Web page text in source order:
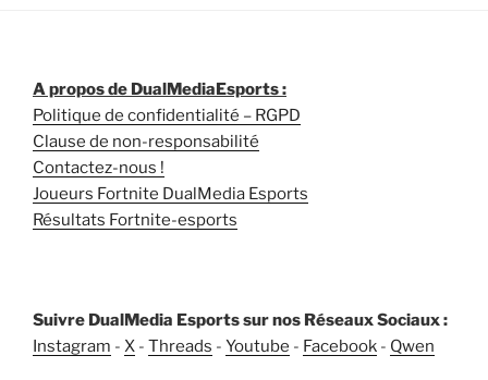
A propos de DualMediaEsports :
Politique de confidentialité – RGPD
Clause de non-responsabilité
Contactez-nous !
Joueurs Fortnite DualMedia Esports
Résultats Fortnite-esports
Suivre DualMedia Esports sur nos Réseaux Sociaux :
Instagram - X - Threads - Youtube - Facebook - Qwen